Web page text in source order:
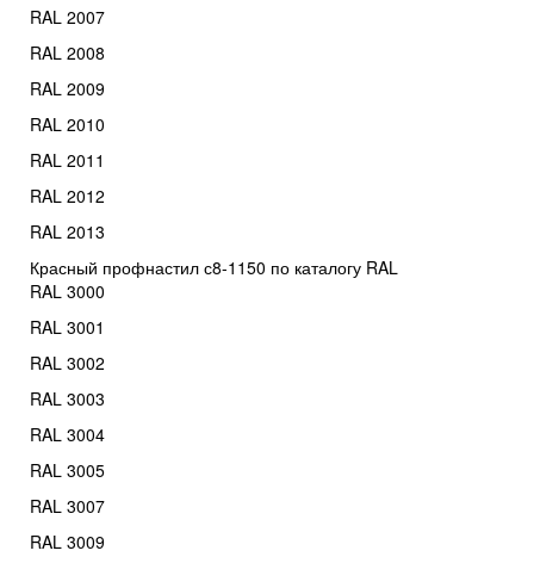
RAL 2007
RAL 2008
RAL 2009
RAL 2010
RAL 2011
RAL 2012
RAL 2013
Красный профнастил с8-1150 по каталогу RAL
RAL 3000
RAL 3001
RAL 3002
RAL 3003
RAL 3004
RAL 3005
RAL 3007
RAL 3009